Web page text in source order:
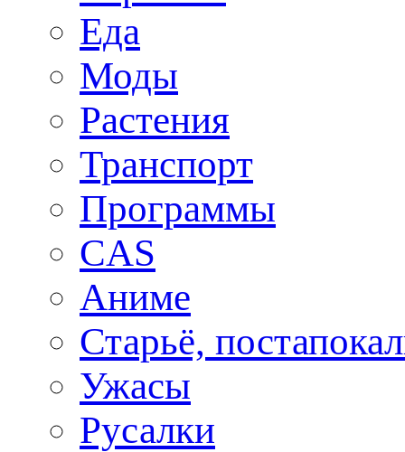
Еда
Моды
Растения
Транспорт
Программы
CAS
Аниме
Старьё,
Ужасы
Русалки